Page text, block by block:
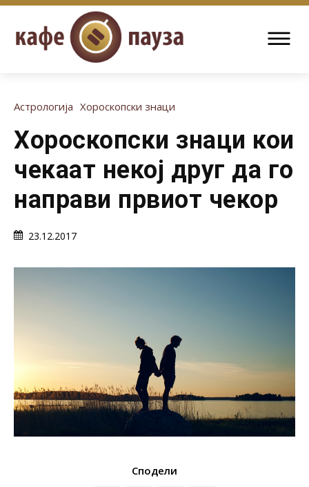
Астрологија Хороскопски знаци
Хороскопски знаци кои
чекаат некој друг да го
направи првиот чекор
23.12.2017
Сподели